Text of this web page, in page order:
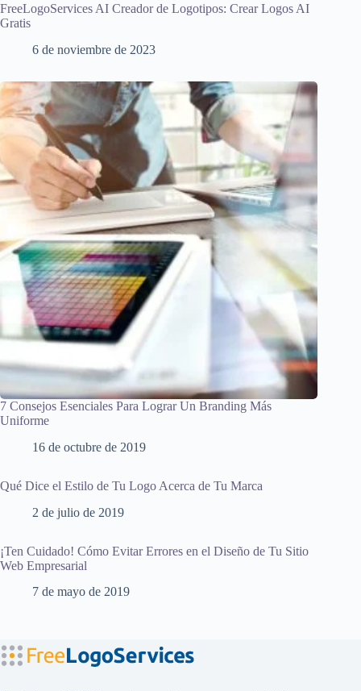
FreeLogoServices AI Creador de Logotipos: Crear Logos AI
Gratis
6 de noviembre de 2023
7 Consejos Esenciales Para Lograr Un Branding Más
Uniforme
16 de octubre de 2019
Qué Dice el Estilo de Tu Logo Acerca de Tu Marca
2 de julio de 2019
¡Ten Cuidado! Cómo Evitar Errores en el Diseño de Tu Sitio
Web Empresarial
7 de mayo de 2019